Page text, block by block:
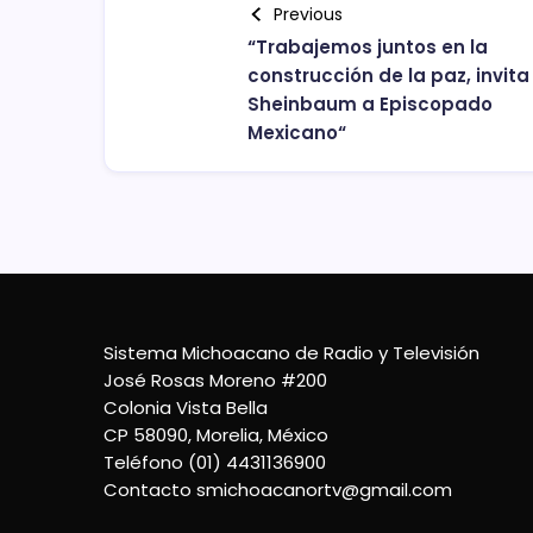
Previous
“Trabajemos juntos en la
construcción de la paz, invita
Sheinbaum a Episcopado
Mexicano“
Sistema Michoacano de Radio y Televisión
José Rosas Moreno #200
Colonia Vista Bella
CP 58090, Morelia, México
Teléfono (01) 4431136900
Contacto smichoacanortv@gmail.com